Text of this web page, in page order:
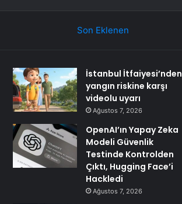
Son Eklenen
İstanbul İtfaiyesi’nden
yangın riskine karşı
videolu uyarı
Ağustos 7, 2026
OpenAI’ın Yapay Zeka
Modeli Güvenlik
Testinde Kontrolden
Çıktı, Hugging Face’i
Hackledi
Ağustos 7, 2026